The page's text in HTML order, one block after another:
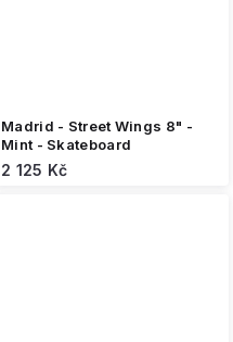
Madrid - Street Wings 8" -
Mint - Skateboard
2 125 Kč